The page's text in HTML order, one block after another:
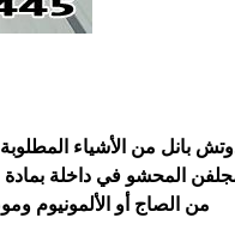
بانل من الأشياء
المحشو في داخلة
من الصاج أو